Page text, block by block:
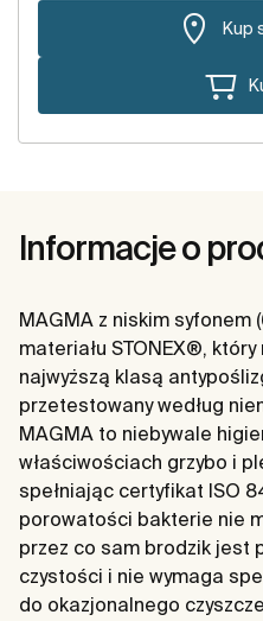
Kup
Informacje o
MAGMA z niskim syfonem
materiału STONEX®,
najwyższą klasą
przetestowany według
MAGMA to niebywale
właściwościach grzybo i
spełniając certyfikat ISO
porowatości bakterie nie
przez co sam brodzik jest
czystości i nie wymaga
do okazjonalnego